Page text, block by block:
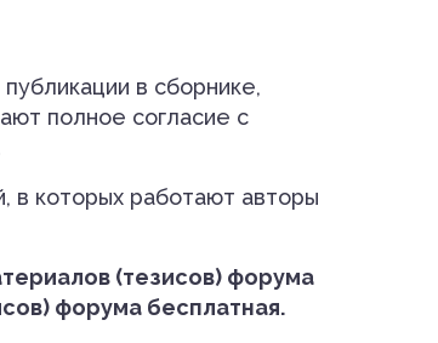
в сборнике,
полное согласие с
в которых работают авторы
(тезисов) форума
форума бесплатная.